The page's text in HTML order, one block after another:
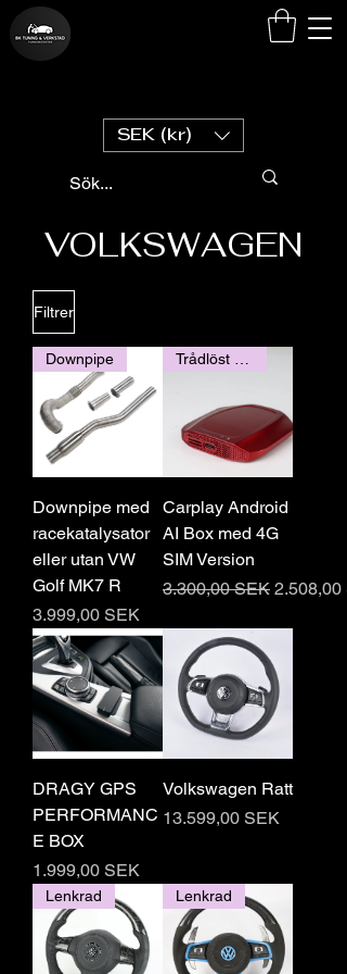
SEK (kr)
VOLKSWAGEN
Filtrer
Downpipe
Downpipe med
racekatalysator
eller utan VW
Golf MK7 R
Pris
3.999,00 SEK
Carplay Android
AI Box med 4G
SIM Version
Regulær pris
3.300,00 SEK Salgspris
2.508,00
DRAGY GPS
PERFORMANC
E BOX
Pris
1.999,00 SEK
Volkswagen Ratt
Pris
13.599,00 SEK
Lenkrad Lenkrad